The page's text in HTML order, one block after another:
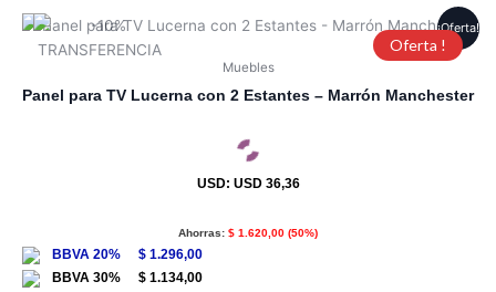
¡Oferta!
Oferta !
Muebles
Panel para TV Lucerna con 2 Estantes – Marrón Manchester
USD: USD 36,36
Ahorras: $ 1.620,00 (50%)
$ 1.296,00
$ 1.134,00